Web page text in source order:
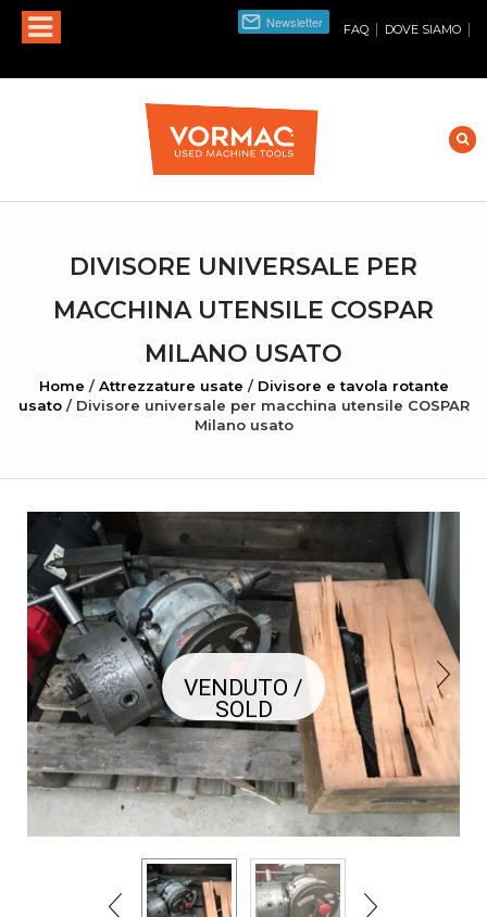
FAQ | DOVE SIAMO |
DIVISORE UNIVERSALE PER
MACCHINA UTENSILE COSPAR
MILANO USATO
Home / Attrezzature usate / Divisore e tavola rotante
usato /Divisore universale per macchina utensile COSPAR
Milano usato
VENDUTO /
SOLD